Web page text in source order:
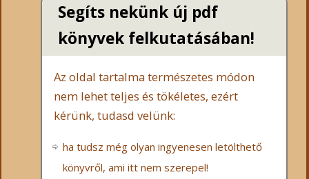
Segíts nekünk új pdf
könyvek felkutatásában!
Az oldal tartalma természetes módon
nem lehet teljes és tökéletes, ezért
kérünk, tudasd velünk:
ha tudsz még olyan ingyenesen letölthető
könyvről, ami itt nem szerepel!